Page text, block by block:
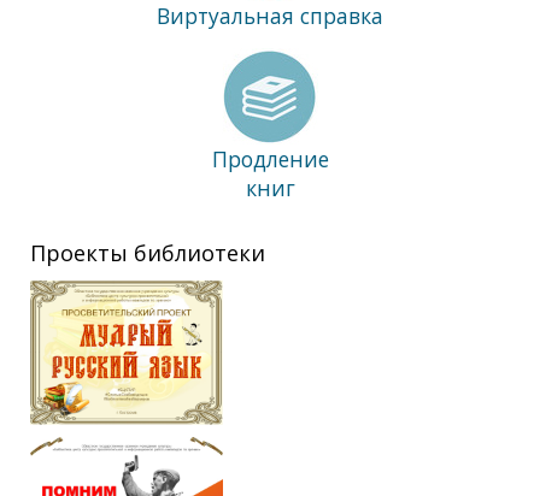
Виртуальная справка
Продление
книг
Проекты библиотеки